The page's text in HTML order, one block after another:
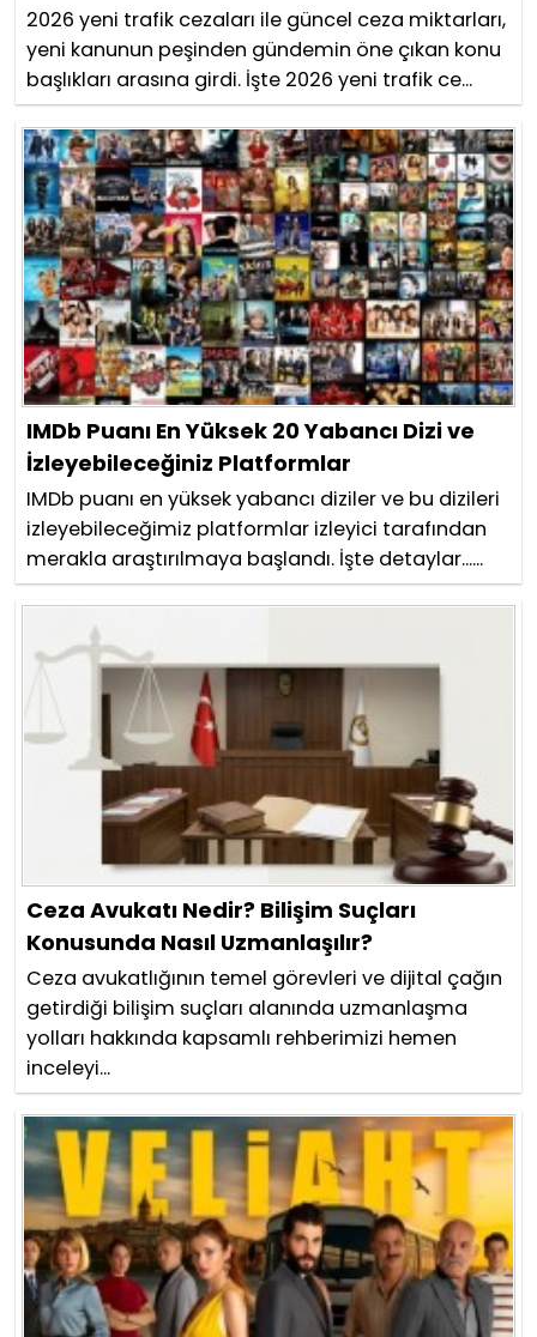
2026 yeni trafik cezaları ile güncel ceza miktarları,
yeni kanunun peşinden gündemin öne çıkan konu
başlıkları arasına girdi. İşte 2026 yeni trafik ce...
IMDb Puanı En Yüksek 20 Yabancı Dizi ve
İzleyebileceğiniz Platformlar
IMDb puanı en yüksek yabancı diziler ve bu dizileri
izleyebileceğimiz platformlar izleyici tarafından
merakla araştırılmaya başlandı. İşte detaylar......
Ceza Avukatı Nedir? Bilişim Suçları
Konusunda Nasıl Uzmanlaşılır?
Ceza avukatlığının temel görevleri ve dijital çağın
getirdiği bilişim suçları alanında uzmanlaşma
yolları hakkında kapsamlı rehberimizi hemen
inceleyi...